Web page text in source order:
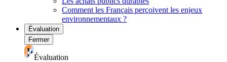
Comment les Français perçoivent les enjeux
environnementaux ?
Évaluation
Fermer
Évaluation